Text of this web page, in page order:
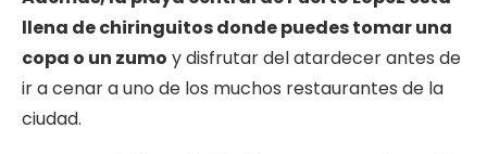
llena de chiringuitos donde puedes tomar una
copa o un zumo y disfrutar del atardecer antes de
ir a cenar a uno de los muchos restaurantes de la
ciudad.